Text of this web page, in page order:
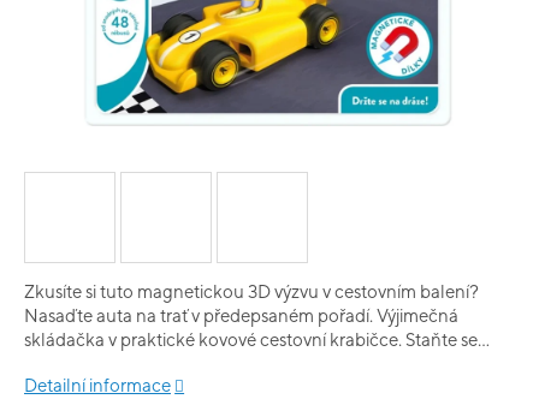
Zkusíte si tuto magnetickou 3D výzvu v cestovním balení?
Nasaďte auta na trať v předepsaném pořadí. Výjimečná
skládačka v praktické kovové cestovní krabičce. Staňte se
nastartujte motory!
Detailní informace